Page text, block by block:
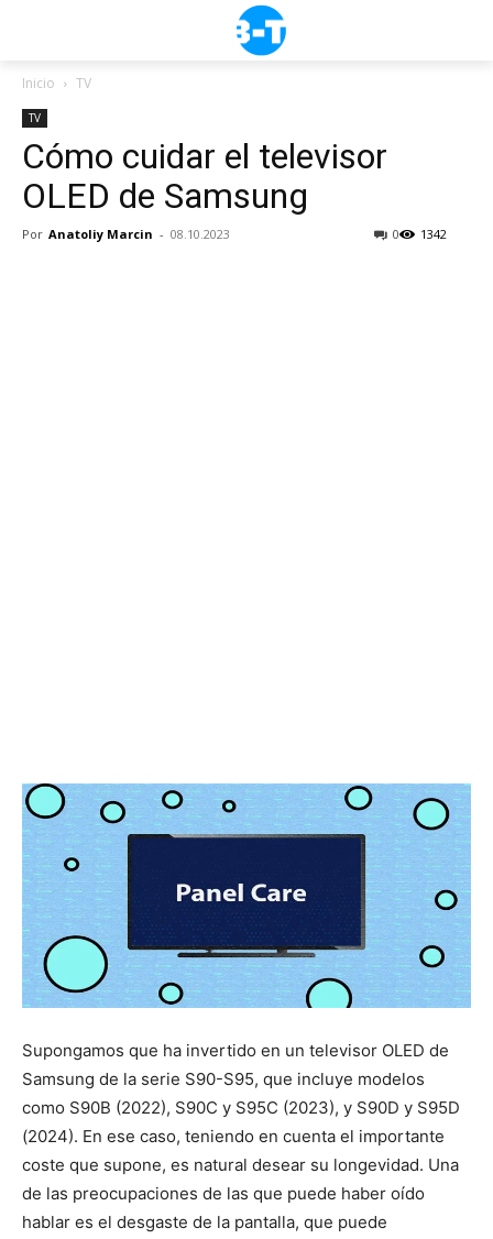
Inicio TV
TV
Cómo cuidar el televisor
OLED de Samsung
Por Anatoliy Marcin - 08.10.2023 1342
0
Supongamos que ha invertido en un televisor OLED de
Samsung de la serie S90-S95, que incluye modelos
como S90B (2022), S90C y S95C (2023), y S90D y S95D
(2024). En ese caso, teniendo en cuenta el importante
coste que supone, es natural desear su longevidad. Una
de las preocupaciones de las que puede haber oído
hablar es el desgaste de la pantalla, que puede